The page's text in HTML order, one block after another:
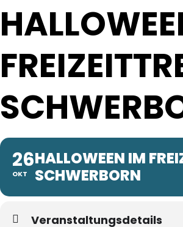
26
OKT
HALLOWEEN IM
SCHWERBORN
Veranstaltungsdetails